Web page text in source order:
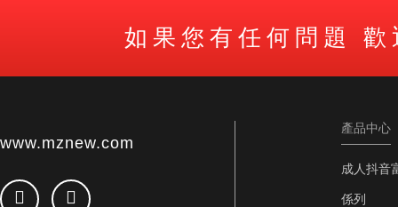
如果您有任何問題
www.mznew.com
產品中心
成人抖音
係列